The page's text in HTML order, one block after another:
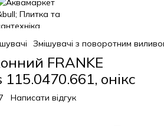
Змішувачі з поворотним
FRANKE
онікс
Написати відгук